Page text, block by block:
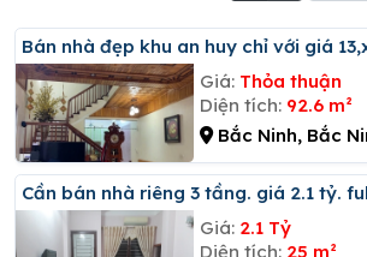
Bán nhà đẹp khu an huy chỉ với giá
Giá: Thỏa thuận
Diện tích: 92.6 m²
Bắc Ninh, Bắc
Cần bán nhà riêng 3 tầng. giá 2.1 tỷ.
Giá: 2.1 Tỷ
Diện tích: 25 m²